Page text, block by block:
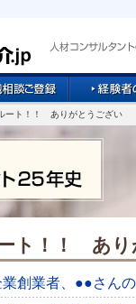
ート！！ ありがとうござい
ト！！ あり
業創業者、●●さん